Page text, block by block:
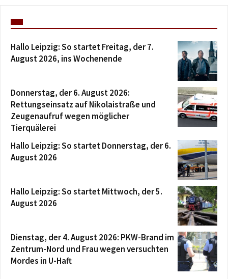
Hallo Leipzig: So startet Freitag, der 7.
August 2026, ins Wochenende
Donnerstag, der 6. August 2026:
Rettungseinsatz auf Nikolaistraße und
Zeugenaufruf wegen möglicher
Tierquälerei
Hallo Leipzig: So startet Donnerstag, der 6.
August 2026
Hallo Leipzig: So startet Mittwoch, der 5.
August 2026
Dienstag, der 4. August 2026: PKW-Brand im
Zentrum-Nord und Frau wegen versuchten
Mordes in U-Haft